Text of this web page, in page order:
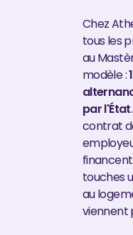
Chez
tous les
au
modèle :
par l'État
contrat
touches
au
viennent